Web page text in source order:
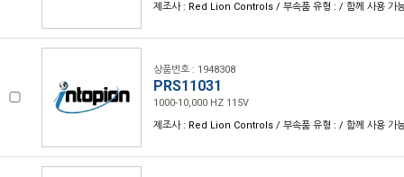
제조사 : Red Lion Controls / 부속품 유형 : / 함께 사용 가
상품번호 : 1948308
PRS11031
1000-10,000 HZ 115V
제조사 : Red Lion Controls / 부속품 유형 : / 함께 사용 가